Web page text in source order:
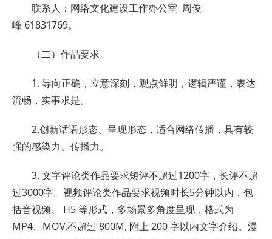
联系人：网络文化建设工作办公室 周俊
峰 61831769。
（二）作品要求
1. 导向正确，立意深刻，观点鲜明，逻辑严谨，表达
流畅，实事求是。
2.创新话语形态、呈现形态，适合网络传播，具有较
强的感染力、传播力。
3. 文字评论类作品要求短评不超过1200字，长评不超
过3000字。视频评论类作品要求视频时长5分钟以内，包
括音视频、 H5 等形式，多场景多角度呈现，格式为
MP4、MOV,不超过 800M, 附上 200 字以内文字介绍。漫